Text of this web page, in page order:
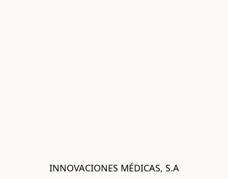
INNOVACIONES MÉDICAS, S.A